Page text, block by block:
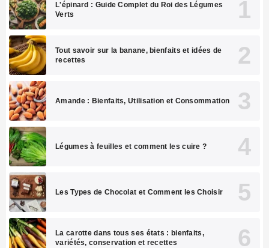
L'épinard : Guide Complet du Roi des Légumes
Verts
Tout savoir sur la banane, bienfaits et idées de
recettes
Amande : Bienfaits, Utilisation et Consommation
Légumes à feuilles et comment les cuire ?
Les Types de Chocolat et Comment les Choisir
La carotte dans tous ses états : bienfaits,
variétés, conservation et recettes